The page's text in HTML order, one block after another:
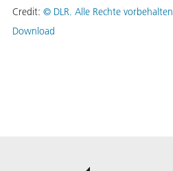
Credit: © DLR. Alle Rechte vorbehalten
Download